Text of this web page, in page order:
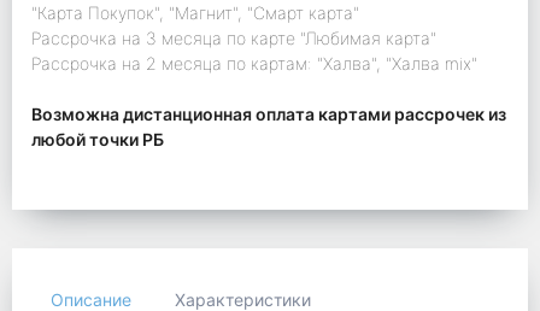
"Карта Покупок", "Магнит", "Смарт карта"
Рассрочка на 3 месяца по карте "Любимая карта"
Рассрочка на 2 месяца по картам: "Халва", "Халва mix"
Возможна дистанционная оплата картами рассрочек из
любой точки РБ
Описание Характеристики